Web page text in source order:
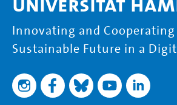
Innovating and
Sustainable Future in a